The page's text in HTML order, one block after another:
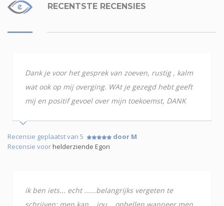
RECENTSTE RECENSIES
Dank je voor het gesprek van zoeven, rustig , kalm
wat ook op mij overging. WAt je gezegd hebt geeft
mij en positif gevoel over mijn toekoemst, DANK
Recensie geplaatst van 5
door M
Recensie voorhelderziende Egon
ik ben iets... echt ......belangrijks vergeten te